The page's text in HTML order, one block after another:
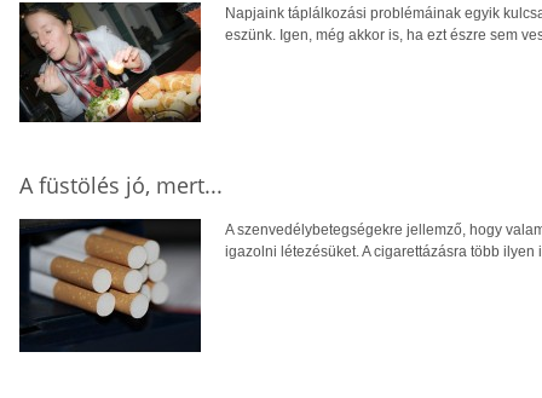
Napjaink táplálkozási problémáinak egyik
eszünk. Igen, még akkor is, ha ezt észre sem
A füstölés jó, mert...
A szenvedélybetegségekre jellemző, hogy
igazolni létezésüket. A cigarettázásra több ilyen